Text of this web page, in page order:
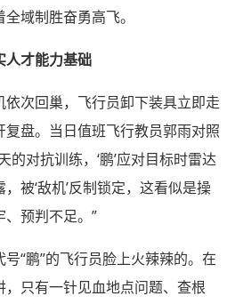
域制胜奋勇高飞。
人才能力基础
依次回巢，飞行员卸下装具立即走
盘。当日值班飞行教员郭雨对照
的对抗训练，‘鹏’应对目标时雷达
被‘敌机’反制锁定，这看似是操
预判不足。”
“鹏”的飞行员脸上火辣辣的。在
只有一针见血地点问题、查根